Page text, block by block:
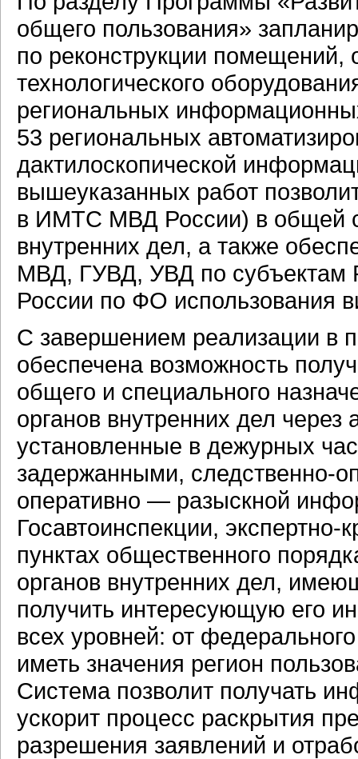
общего пользования»
по реконструкции помещений,
технологического
региональных
53 региональных
дактилоскопической
вышеуказанных работ
в ИМТС МВД России) в общей
внутренних дел, а также
МВД, ГУВД, УВД по субъектам
России по ФО использования
С завершением реализации в
обеспечена возможность
общего и специального
органов внутренних дел
установленные в дежурных
задержанными, следственно-
оперативно — разыскной
Госавтоинспекции,
пунктах общественного
органов внутренних дел,
получить интересующую его
всех уровней: от
иметь значения регион
Система позволит получать
ускорит процесс раскрытия
разрешения заявлений и